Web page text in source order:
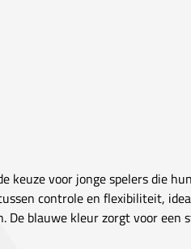
keuze voor jonge spelers die
controle en flexibiliteit,
De blauwe kleur zorgt voor